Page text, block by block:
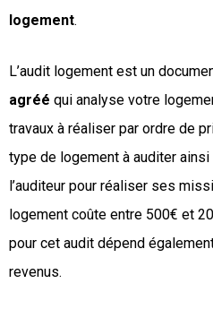
logement.
L’audit logement est un
agréé qui analyse votre
travaux à réaliser par ordre de
type de logement à auditer
l’auditeur pour réaliser ses
logement coûte entre 500€ et
pour cet audit dépend
revenus.